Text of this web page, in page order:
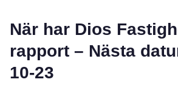
När har Dios
rapport – Nästa
10-23